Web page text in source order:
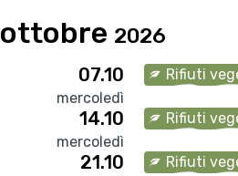
ottobre 2026
07.10
mercoledì
Rifiuti
14.10
mercoledì
Rifiuti
21.10 Rifiuti